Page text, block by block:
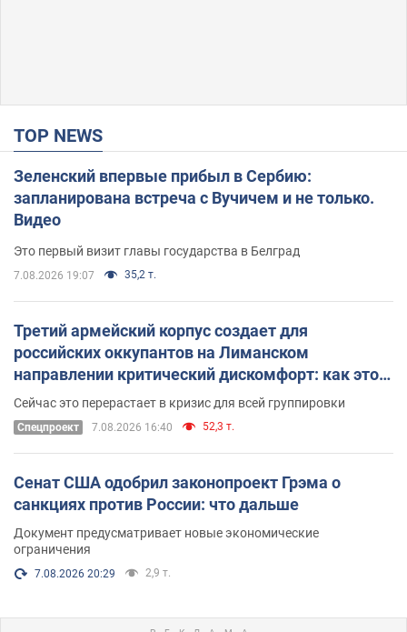
TOP NEWS
Зеленский впервые прибыл в Сербию:
запланирована встреча с Вучичем и не только.
Видео
Это первый визит главы государства в Белград
7.08.2026 19:07 35,2 т.
Третий армейский корпус создает для
российских оккупантов на Лиманском
направлении критический дискомфорт: как это
удалось
Сейчас это перерастает в кризис для всей группировки
Спецпроект 7.08.2026 16:40 52,3 т.
Сенат США одобрил законопроект Грэма о
санкциях против России: что дальше
Документ предусматривает новые экономические
ограничения
7.08.2026 20:29 2,9 т.